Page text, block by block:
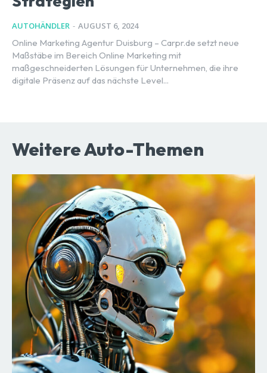
AUTOHÄNDLER - AUGUST 6, 2024
Online Marketing Agentur Duisburg – Carpr.de setzt neue
Maßstäbe im Bereich Online Marketing mit
maßgeschneiderten Lösungen für Unternehmen, die ihre
digitale Präsenz auf das nächste Level...
Weitere Auto-Themen